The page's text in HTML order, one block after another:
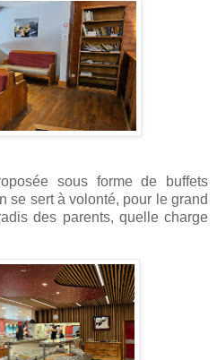
sous forme de buffets
se sert à volonté, pour le grand
des parents, quelle charge